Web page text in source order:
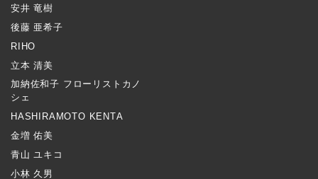
安井 竜樹
後藤 亜希子
RIHO
立本 清美
加納佐和子 フローリストカノ
シェ
HASHIRAMOTO KENTA
金増 佑美
青山 ユキコ
小林 久男